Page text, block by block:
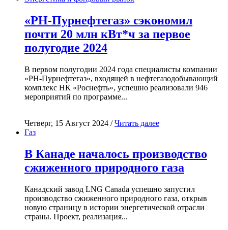
«РН-Пурнефтегаз» сэкономил
почти 20 млн кВт*ч за первое
полугодие 2024
В первом полугодии 2024 года специалисты компании
«РН-Пурнефтегаз», входящей в нефтегазодобывающий
комплекс НК «Роснефть», успешно реализовали 946
мероприятий по программе...
Четверг, 15 Август 2024 /Читать далее
Газ
В Канаде началось производство
сжиженного природного газа
Канадский завод LNG Canada успешно запустил
производство сжиженного природного газа, открыв
новую страницу в истории энергетической отрасли
страны. Проект, реализация...